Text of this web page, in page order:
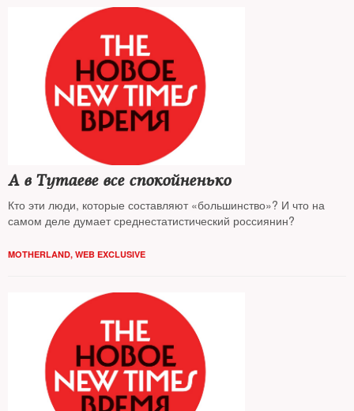
А в Тутаеве все спокойненько
Кто эти люди, которые составляют «большинство»? И что на
самом деле думает среднестатистический россиянин?
MOTHERLAND, WEB EXCLUSIVE